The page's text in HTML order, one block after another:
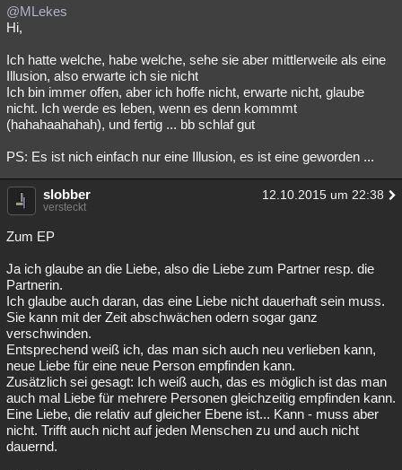
@MLekes
Hi,
Ich hatte welche, habe welche, sehe sie aber mittlerweile als eine
Illusion, also erwarte ich sie nicht
Ich bin immer offen, aber ich hoffe nicht, erwarte nicht, glaube
nicht. Ich werde es leben, wenn es denn kommmt
(hahahaahahah), und fertig ... bb schlaf gut
PS: Es ist nich einfach nur eine Illusion, es ist eine geworden ...
slobber 12.10.2015 um 22:38
versteckt
Zum EP
Ja ich glaube an die Liebe, also die Liebe zum Partner resp. die
Partnerin.
Ich glaube auch daran, das eine Liebe nicht dauerhaft sein muss.
Sie kann mit der Zeit abschwächen odern sogar ganz
verschwinden.
Entsprechend weiß ich, das man sich auch neu verlieben kann,
neue Liebe für eine neue Person empfinden kann.
Zusätzlich sei gesagt: Ich weiß auch, das es möglich ist das man
auch mal Liebe für mehrere Personen gleichzeitig empfinden kann.
Eine Liebe, die relativ auf gleicher Ebene ist... Kann - muss aber
nicht. Trifft auch nicht auf jeden Menschen zu und auch nicht
dauernd.